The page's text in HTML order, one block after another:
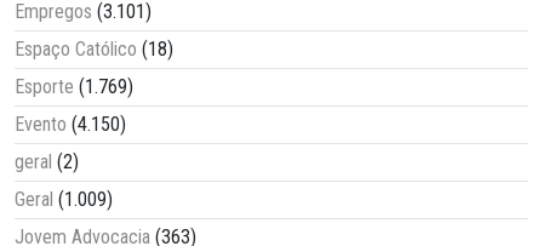
Empregos (3.101)
Espaço Católico (18)
Esporte (1.769)
Evento (4.150)
geral (2)
Geral (1.009)
Jovem Advocacia (363)